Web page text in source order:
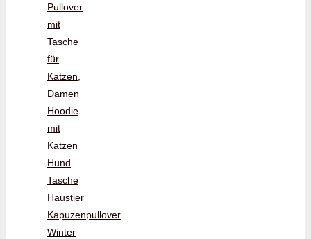
Pullover
mit
Tasche
für
Katzen,
Damen
Hoodie
mit
Katzen
Hund
Tasche
Haustier
Kapuzenpullover
Winter